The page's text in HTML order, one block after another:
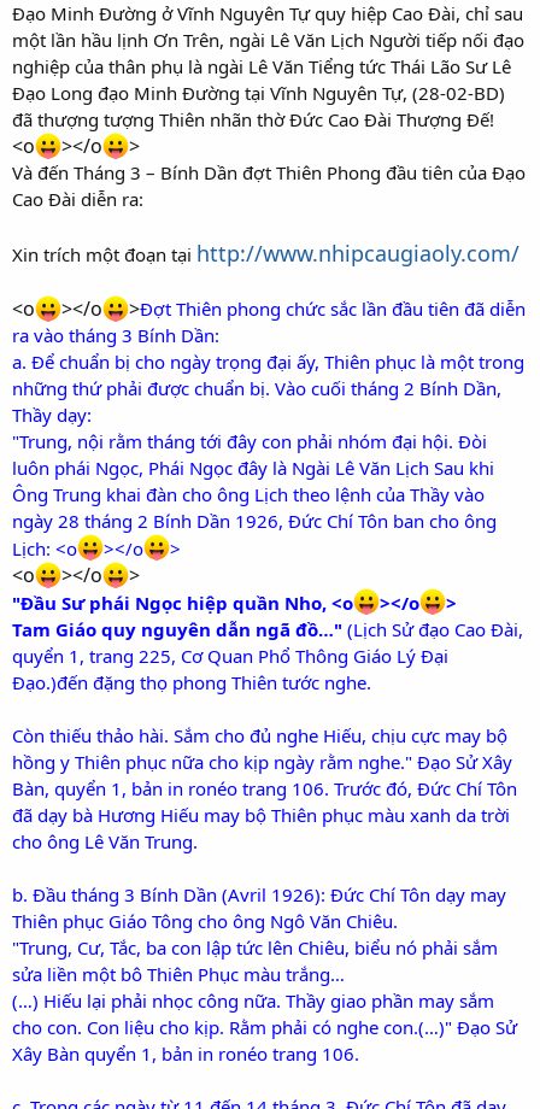
Đạo Minh Đường ở Vĩnh Nguyên Tự quy hiệp Cao Đài, chỉ sau
một lần hầu lịnh Ơn Trên, ngài Lê Văn Lịch Người tiếp nối đạo
nghiệp của thân phụ là ngài Lê Văn Tiểng tức Thái Lão Sư Lê
Đạo Long đạo Minh Đường tại Vĩnh Nguyên Tự, (28-02-BD)
đã thượng tượng Thiên nhãn thờ Đức Cao Đài Thượng Đế!
<o ></o >
Và đến Tháng 3 – Bính Dần đợt Thiên Phong đầu tiên của Đạo
Cao Đài diễn ra:
Xin trích một đoạn tại http://www.nhipcaugiaoly.com/
<o ></o >Đợt Thiên phong chức sắc lần đầu tiên đã diễn
ra vào tháng 3 Bính Dần:
a. Để chuẩn bị cho ngày trọng đại ấy, Thiên phục là một trong
những thứ phải được chuẩn bị. Vào cuối tháng 2 Bính Dần,
Thầy dạy:
"Trung, nội rằm tháng tới đây con phải nhóm đại hội. Đòi
luôn phái Ngọc, Phái Ngọc đây là Ngài Lê Văn Lịch Sau khi
Ông Trung khai đàn cho ông Lịch theo lệnh của Thầy vào
ngày 28 tháng 2 Bính Dần 1926, Đức Chí Tôn ban cho ông
Lịch: <o
></o >
<o ></o >
"Đầu Sư phái Ngọc hiệp quần Nho, <o ></o
>
Tam Giáo quy nguyên dẫn ngã đồ…" (Lịch Sử đạo Cao Đài,
quyển 1, trang 225, Cơ Quan Phổ Thông Giáo Lý Đại
Đạo.)đến đặng thọ phong Thiên tước nghe.
Còn thiếu thảo hài. Sắm cho đủ nghe Hiếu, chịu cực may bộ
hồng y Thiên phục nữa cho kịp ngày rằm nghe." Đạo Sử Xây
Bàn, quyển 1, bản in ronéo trang 106. Trước đó, Đức Chí Tôn
đã dạy bà Hương Hiếu may bộ Thiên phục màu xanh da trời
cho ông Lê Văn Trung.
b. Đầu tháng 3 Bính Dần (Avril 1926): Đức Chí Tôn dạy may
Thiên phục Giáo Tông cho ông Ngô Văn Chiêu.
"Trung, Cư, Tắc, ba con lập tức lên Chiêu, biểu nó phải sắm
sửa liền một bô Thiên Phục màu trắng…
(…) Hiếu lại phải nhọc công nữa. Thầy giao phần may sắm
cho con. Con liệu cho kịp. Rằm phải có nghe con.(…)" Đạo Sử
Xây Bàn quyển 1, bản in ronéo trang 106.